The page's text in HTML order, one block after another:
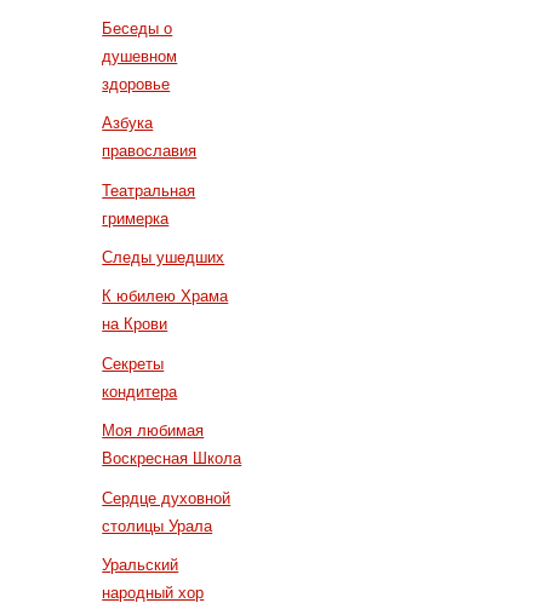
Беседы о
душевном
здоровье
Азбука
православия
Театральная
гримерка
Следы ушедших
К юбилею Храма
на Крови
Секреты
кондитера
Моя любимая
Воскресная Школа
Сердце духовной
столицы Урала
Уральский
народный хор